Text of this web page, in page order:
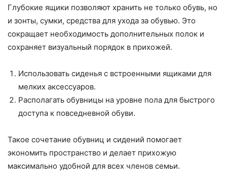
Глубокие ящики позволяют хранить не только обувь, но
и зонты, сумки, средства для ухода за обувью. Это
сокращает необходимость дополнительных полок и
сохраняет визуальный порядок в прихожей.
Использовать сиденья с встроенными ящиками для
мелких аксессуаров.
Располагать обувницы на уровне пола для быстрого
доступа к повседневной обуви.
Такое сочетание обувниц и сидений помогает
экономить пространство и делает прихожую
максимально удобной для всех членов семьи.